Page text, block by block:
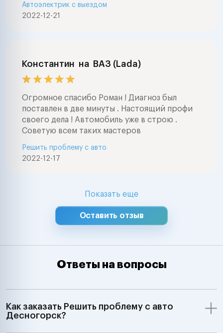
2022-12-21
Автоэлектрик с выездом
Константин на ВАЗ (Lada)
Огромное спасибо Роман ! Диагноз был
поставлен в две минуты . Настоящий профи
своего дела ! Автомобиль уже в строю .
Советую всем таких мастеров
2022-12-17
Решить проблему с авто
Показать еще
Оставить отзыв
Ответы на вопросы
Как заказать Решить проблему с авто
Десногорск?